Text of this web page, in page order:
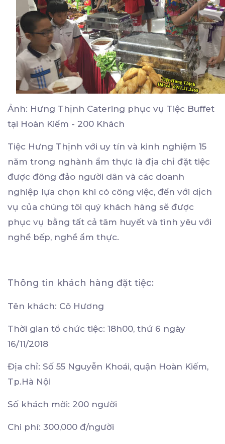
Ảnh: Hưng Thịnh Catering phục vụ Tiệc Buffet
tại Hoàn Kiếm - 200 Khách
Tiệc Hưng Thịnh với uy tín và kinh nghiệm 15
năm trong nghành ẩm thực là địa chỉ đặt tiệc
được đông đảo người dân và các doanh
nghiệp lựa chọn khi có công việc, đến với dịch
vụ của chúng tôi quý khách hàng sẽ được
phục vụ bằng tất cả tâm huyết và tình yêu với
nghề bếp, nghề ẩm thực.
Thông tin khách hàng đặt tiệc:
Tên khách: Cô Hương
Thời gian tổ chức tiệc: 18h00, thứ 6 ngày
16/11/2018
Địa chỉ: Số 55 Nguyễn Khoái, quận Hoàn Kiếm,
Tp.Hà Nội
Số khách mời: 200 người
Chi phí: 300,000 đ/người